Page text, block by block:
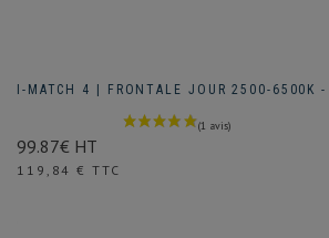
I-MATCH 4 | FRONTALE JOUR 2500-6500K -
99.87€ HT
Prix
119,84 € TTC